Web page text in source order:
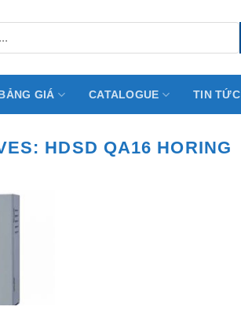
GIÁ CATALOGUE TIN TỨC
HDSD QA16 HORING